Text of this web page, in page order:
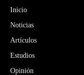
Inicio
Noticias
Artículos
Estudios
Opinión